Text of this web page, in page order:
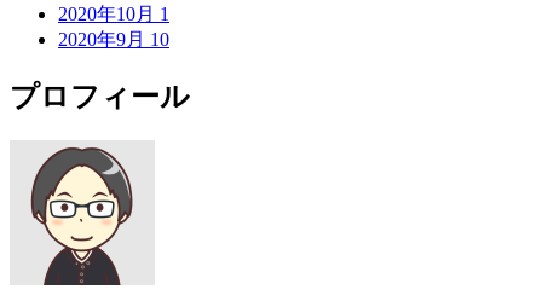
2020年10月 1
2020年9月 10
プロフィール